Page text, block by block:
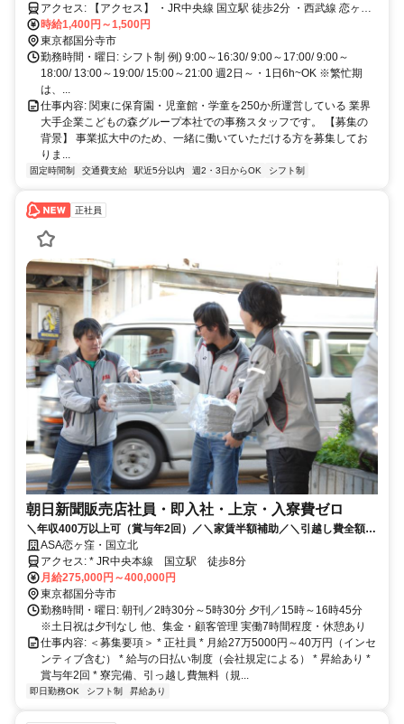
アクセス: 【アクセス】 ・JR中央線 国立駅 徒歩2分 ・西武線 恋ヶ窪
駅 自転車15分 ・ＪＲ南武線 谷保駅 自転車10分
時給1,400円～1,500円
東京都国分寺市
勤務時間・曜日: シフト制 例) 9:00～16:30/ 9:00～17:00/ 9:00～
18:00/ 13:00～19:00/ 15:00～21:00 週2日～・1日6h~OK ※繁忙期
は、...
仕事内容: 関東に保育園・児童館・学童を250か所運営している 業界
大手企業こどもの森グループ本社での事務スタッフです。 【募集の
背景】 事業拡大中のため、一緒に働いていただける方を募集してお
りま...
固定時間制 交通費支給 駅近5分以内 週2・3日からOK シフト制
正社員
朝日新聞販売店社員・即入社・上京・入寮費ゼロ
＼年収400万以上可（賞与年2回）／＼家賃半額補助／＼引越し費全額無
料／＼電話面接OK／｜TEL:042-577-7512
ASA恋ヶ窪・国立北
アクセス: * JR中央本線 国立駅 徒歩8分
月給275,000円～400,000円
東京都国分寺市
勤務時間・曜日: 朝刊／2時30分～5時30分 夕刊／15時～16時45分
※土日祝は夕刊なし 他、集金・顧客管理 実働7時間程度・休憩あり
仕事内容: ＜募集要項＞ * 正社員 * 月給27万5000円～40万円（インセ
ンティブ含む） * 給与の日払い制度（会社規定による） * 昇給あり *
賞与年2回 * 寮完備、引っ越し費無料（規...
即日勤務OK シフト制 昇給あり